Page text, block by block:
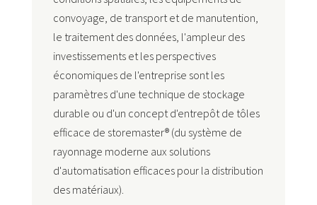
convoyage, de transport et de manutention,
le traitement des données, l'ampleur des
investissements et les perspectives
économiques de l'entreprise sont les
paramètres d'une technique de stockage
durable ou d'un concept d'entrepôt de tôles
efficace de storemaster® (du système de
rayonnage moderne aux solutions
d'automatisation efficaces pour la distribution
des matériaux).